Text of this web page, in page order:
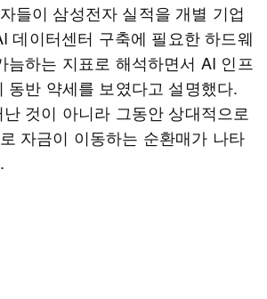
들이 삼성전자 실적을 개별 기업
데이터센터 구축에 필요한 하드웨
늠하는 지표로 해석하면서 AI 인프
동반 약세를 보였다고 설명했다.
것이 아니라 그동안 상대적으로
자금이 이동하는 순환매가 나타